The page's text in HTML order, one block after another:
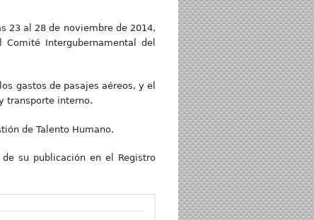
23 al 28 de noviembre de 2014,
Intergubernamental del
gastos de pasajes aéreos, y el
transporte interno.
de Talento Humano.
su publicación en el Registro